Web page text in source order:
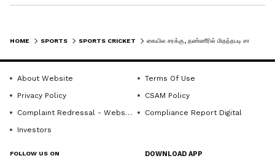
HOME SPORTS SPORTS CRICKET
About Website
Terms Of Use
Privacy Policy
CSAM Policy
Complaint Redressal - Website
Compliance Report Digital
Investors
FOLLOW US ON DOWNLOAD APP